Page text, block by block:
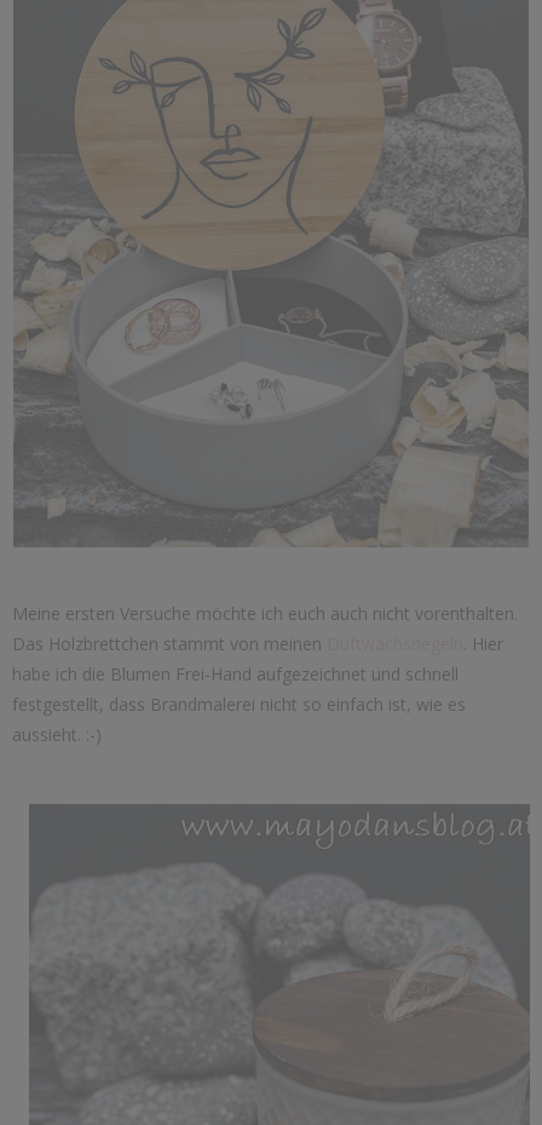
Meine ersten Versuche möchte ich euch auch nicht vorenthalten.
Das Holzbrettchen stammt von meinen
. Hier
habe ich die Blumen Frei-Hand aufgezeichnet und schnell
festgestellt, dass Brandmalerei nicht so einfach ist, wie es
aussieht. :-)